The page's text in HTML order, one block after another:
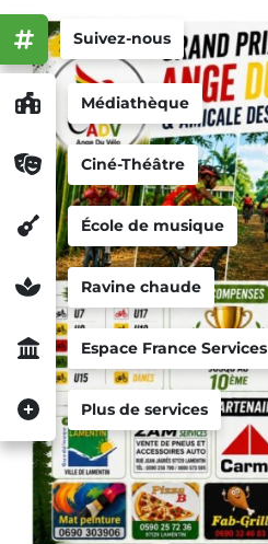
Médiathèque
Ciné-Théâtre
École de musique
Ravine chaude
Espace France Services
Plus de services
Suivez-nous